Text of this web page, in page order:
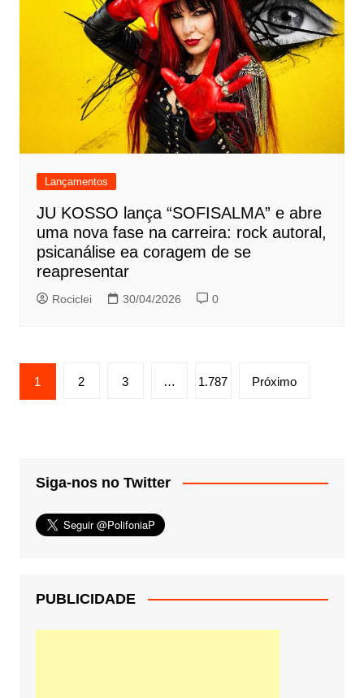
Lançamentos
JU KOSSO lança “SOFISALMA” e abre
uma nova fase na carreira: rock autoral,
psicanálise ea coragem de se
reapresentar
Rociclei 30/04/2026 0
Paginação
de
1 2 3 … 1.787 Próximo
Siga-nos no Twitter
PUBLICIDADE